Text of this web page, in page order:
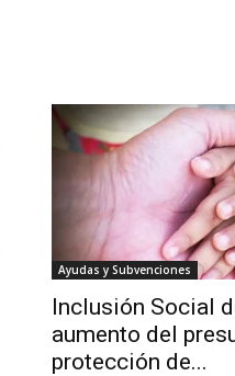
Ayudas y Subvenciones
Inclusión Social
aumento del
protección de...